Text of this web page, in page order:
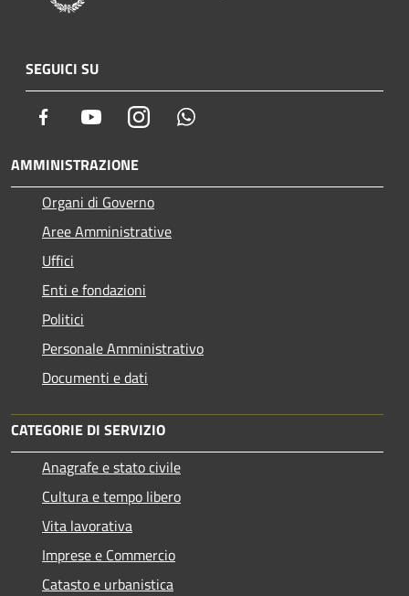
SEGUICI SU
Facebook YoutubeInstagram
AMMINISTRAZIONE
Organi di Governo
Aree Amministrative
Uffici
Enti e fondazioni
Politici
Personale Amministrativo
Documenti e dati
CATEGORIE DI SERVIZIO
Anagrafe e stato civile
Cultura e tempo libero
Vita lavorativa
Imprese e Commercio
Catasto e urbanistica